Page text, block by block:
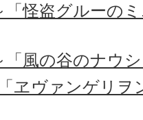
「怪盗グルーの
「風の谷のナウ
ヱヴァンゲリヲ